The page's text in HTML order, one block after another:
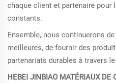
chaque client et partenaire pour
constants.
Ensemble, nous continuerons
meilleures, de fournir des
partenariats durables à travers
HEBEI JINBIAO MATÉRIAUX DE